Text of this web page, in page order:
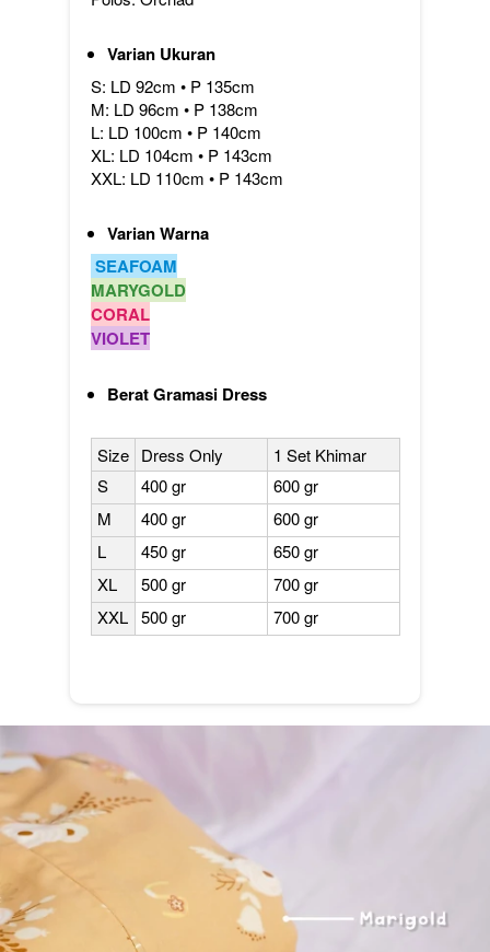
Varian Ukuran
S: LD 92cm • P 135cm
M: LD 96cm • P 138cm
L: LD 100cm • P 140cm
XL: LD 104cm • P 143cm
XXL: LD 110cm • P 143cm
Varian Warna
SEAFOAM
MARYGOLD
CORAL
VIOLET
Berat Gramasi Dress
Size Dress Only
1 Set Khimar
S
400 gr
600 gr
M
400 gr
600 gr
L
450 gr
650 gr
XL
500 gr
700 gr
XXL 500 gr 700 gr